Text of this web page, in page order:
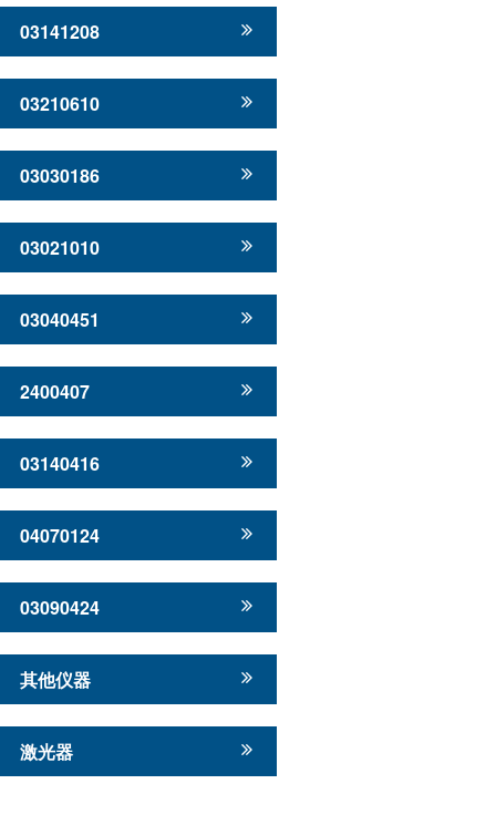
03141208
03210610
03030186
03021010
03040451
2400407
03140416
04070124
03090424
其他仪器
激光器